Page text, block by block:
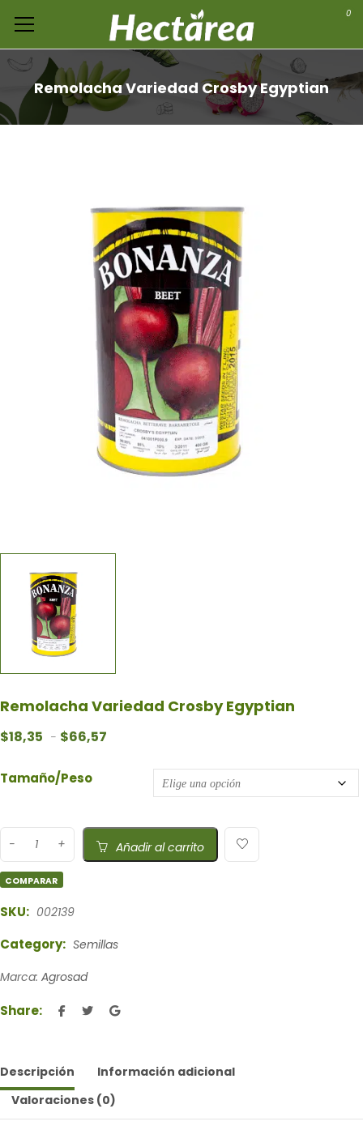
0
Remolacha Variedad Crosby Egyptian
Remolacha Variedad Crosby Egyptian
$18,35 - $66,57
Tamaño/Peso
Añadir al carrito
COMPARAR
SKU: 002139
Category: Semillas
Marca: Agrosad
Share:
Descripción
Información adicional
Valoraciones (0)